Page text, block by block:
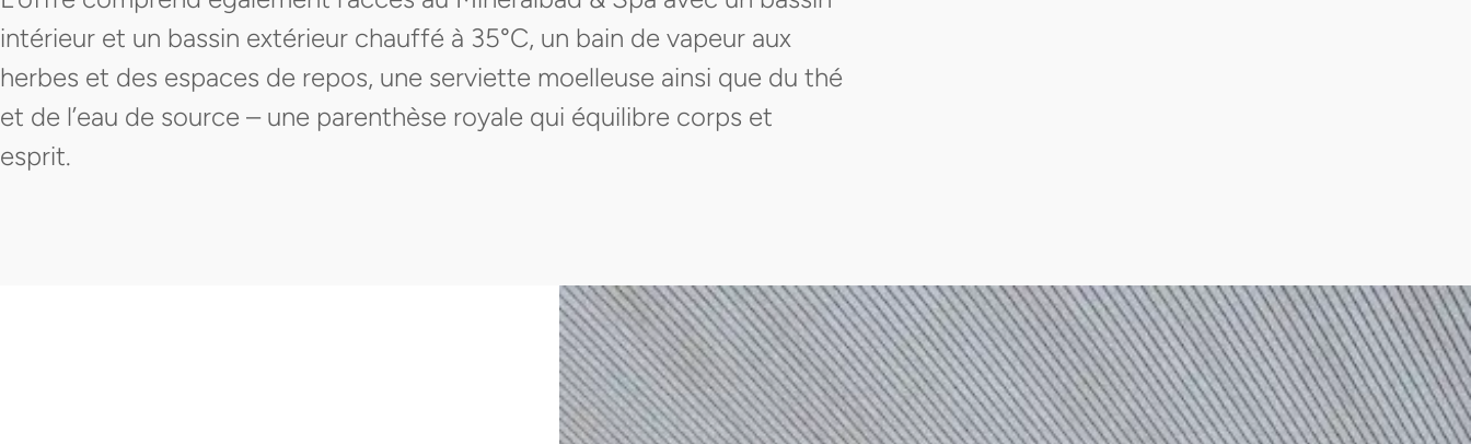
intérieur et un bassin extérieur chauffé à 35°C, un bain de vapeur aux
herbes et des espaces de repos, une serviette moelleuse ainsi que du thé
et de l’eau de source – une parenthèse royale qui équilibre corps et
esprit.